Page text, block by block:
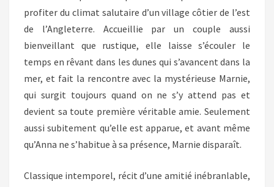
profiter du climat salutaire d’un village côtier de l’est
de l’Angleterre. Accueillie par un couple aussi
bienveillant que rustique, elle laisse s’écouler le
temps en rêvant dans les dunes qui s’avancent dans la
mer, et fait la rencontre avec la mystérieuse Marnie,
qui surgit toujours quand on ne s’y attend pas et
devient sa toute première véritable amie. Seulement
aussi subitement qu’elle est apparue, et avant même
qu’Anna ne s’habitue à sa présence, Marnie disparaît.
Classique intemporel, récit d’une amitié inébranlable,